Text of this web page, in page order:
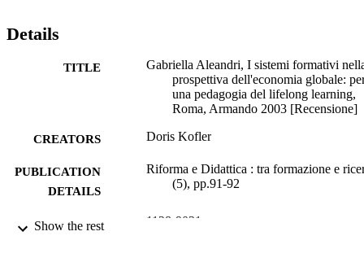
Details
TITLE
Gabriella Aleandri, I sistemi formativi
prospettiva dell'economia globale:
una pedagogia del lifelong learning,
Roma, Armando 2003 [Recensione]
CREATORS Doris Kofler
PUBLICATION
DETAILS
Riforma e Didattica : tra formazione e
(5), pp.91-92
ISSN 1128-9031
Show the rest